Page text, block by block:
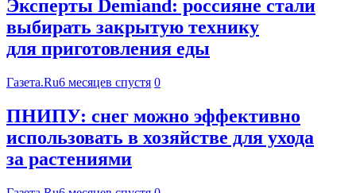
Эксперты Demiand: россияне стали
выбирать закрытую технику
для приготовления еды
Газета.Ru6 месяцев спустя 0
ПНИПУ: снег можно эффективно
использовать в хозяйстве для ухода
за растениями